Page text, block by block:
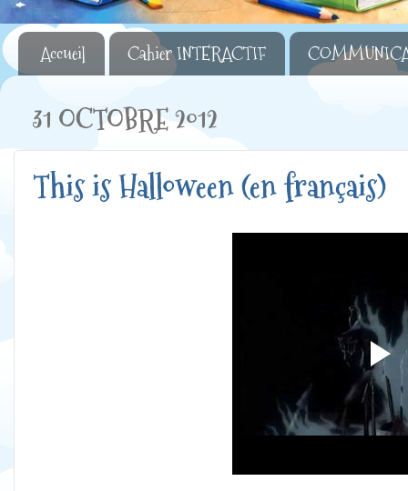
Accueil Cahier INTERACTIF
31 OCTOBRE 2012
This is Halloween (en français)